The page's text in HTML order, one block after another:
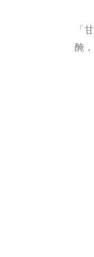
「
醃